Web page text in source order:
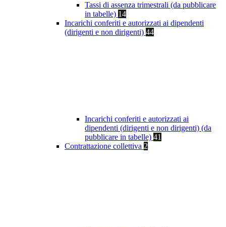
Tassi di assenza trimestrali (da pubblicare
in tabelle) 14
Incarichi conferiti e autorizzati ai dipendenti
(dirigenti e non dirigenti) 44
Incarichi conferiti e autorizzati ai
dipendenti (dirigenti e non dirigenti) (da
pubblicare in tabelle) 41
Contrattazione collettiva 2